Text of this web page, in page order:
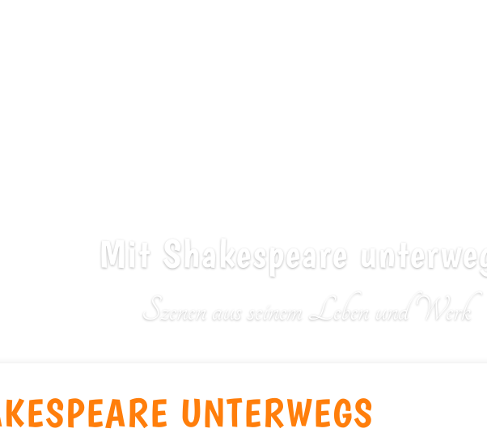
Mit Shakespeare
Szenen aus seinem Leben und Werk
UNTERWEGS